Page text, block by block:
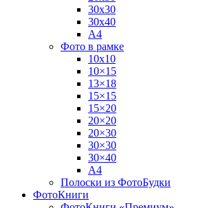
30х30
30х40
А4
Фото в рамке
10х10
10×15
13×18
15×15
15×20
20×20
20×30
30×30
30×40
A4
Полоски из ФотоБудки
ФотоКниги